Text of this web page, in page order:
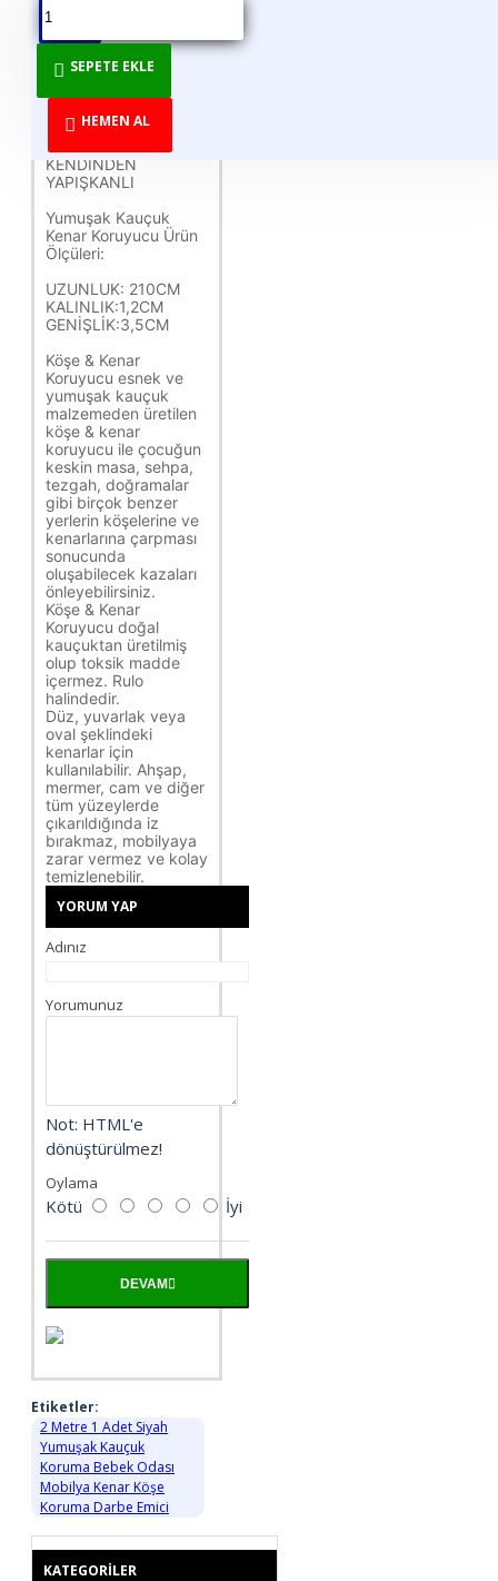
SEPETE EKLE
HEMEN AL
1 ADET KENAR
KORUMA
FİYATIDIR
KENDİNDEN
YAPIŞKANLI
Yumuşak Kauçuk
Kenar Koruyucu Ürün
Ölçüleri:
UZUNLUK: 210CM
KALINLIK:1,2CM
GENİŞLİK:3,5CM
Köşe & Kenar
Koruyucu esnek ve
yumuşak kauçuk
malzemeden üretilen
köşe & kenar
koruyucu ile çocuğun
keskin masa, sehpa,
tezgah, doğramalar
gibi birçok benzer
yerlerin köşelerine ve
kenarlarına çarpması
sonucunda
oluşabilecek kazaları
önleyebilirsiniz.
Köşe & Kenar
Koruyucu doğal
kauçuktan üretilmiş
olup toksik madde
içermez. Rulo
halindedir.
Düz, yuvarlak veya
oval şeklindeki
kenarlar için
kullanılabilir. Ahşap,
mermer, cam ve diğer
tüm yüzeylerde
çıkarıldığında iz
bırakmaz, mobilyaya
zarar vermez ve kolay
temizlenebilir.
YORUM YAP
Adınız
Yorumunuz
Not: HTML'e
dönüştürülmez!
Oylama
Kötü İyi
DEVAM
Etiketler:
2 Metre 1 Adet Siyah
Yumuşak Kauçuk
Koruma Bebek Odası
Mobilya Kenar Köşe
Koruma Darbe Emici
KATEGORILER